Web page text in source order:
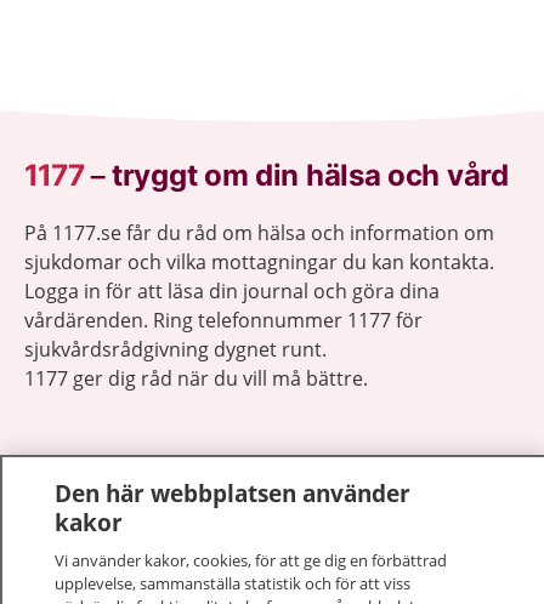
1177–tryggt om din hälsa och vård
På 1177.se får du råd om hälsa och information om
sjukdomar och vilka mottagningar du kan kontakta.
Logga in för att läsa din journal och göra dina
vårdärenden. Ring telefonnummer 1177 för
sjukvårdsrådgivning dygnet runt.
1177 ger dig råd när du vill må bättre.
Den här webbplatsen använder
kakor
Vi använder kakor, cookies, för att ge dig en förbättrad
upplevelse, sammanställa statistik och för att viss